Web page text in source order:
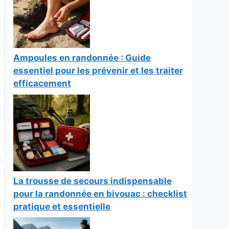
Ampoules en randonnée : Guide
essentiel pour les prévenir et les traiter
efficacement
La trousse de secours indispensable
pour la randonnée en bivouac : checklist
pratique et essentielle